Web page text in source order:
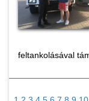
feltankolásával